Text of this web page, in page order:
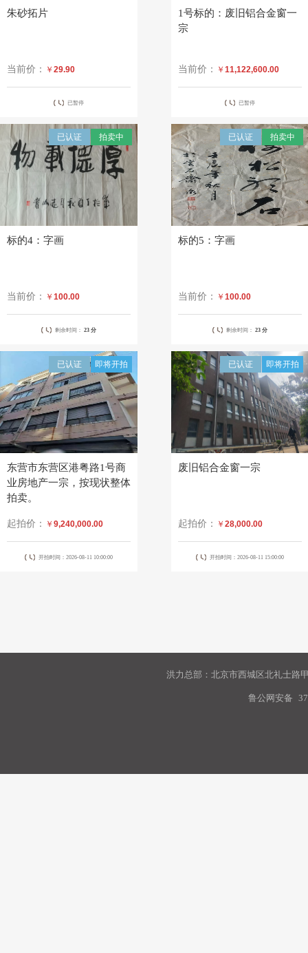
朱砂拓片
当前价： ￥ 29.90
已暂停
1号标的：废旧铝合金窗一
宗
当前价： ￥ 11,122,600.00
已暂停
拍卖中
已认证
标的4：字画
当前价： ￥ 100.00
剩余时间： 23 分
拍卖中
已认证
标的5：字画
当前价： ￥ 100.00
剩余时间： 23 分
即将开拍
已认证
东营市东营区港粤路1号商
业房地产一宗，按现状整体
拍卖。
起拍价： ￥ 9,240,000.00
开拍时间：2026-08-11 10:00:00
即将开拍
已认证
废旧铝合金窗一宗
起拍价： ￥ 28,000.00
开拍时间：2026-08-11 15:00:00
洪力总部：北京市西城区北礼士路
鲁公网安备